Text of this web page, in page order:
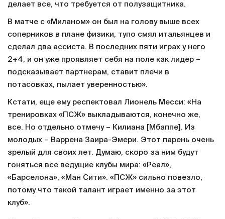
делает все, что требуется от полузащитника.
В матче с «Миланом» он был на голову выше всех
соперников в плане физики, тупо смял итальянцев и
сделал два ассиста. В последних пяти играх у него
2+4, и он уже проявляет себя на поле как лидер –
подсказывает партнерам, ставит плечи в
потасовках, пылает уверенностью».
Кстати, еще ему респектовал Лионель Месси: «На
тренировках «ПСЖ» выкладываются, конечно же,
все. Но отдельно отмечу – Килиана [Мбаппе]. Из
молодых – Варрена Заира-Эмери. Этот парень очень
зрелый для своих лет. Думаю, скоро за ним будут
гоняться все ведущие клубы мира: «Реал»,
«Барселона», «Ман Сити». «ПСЖ» сильно повезло,
потому что такой талант играет именно за этот
клуб».